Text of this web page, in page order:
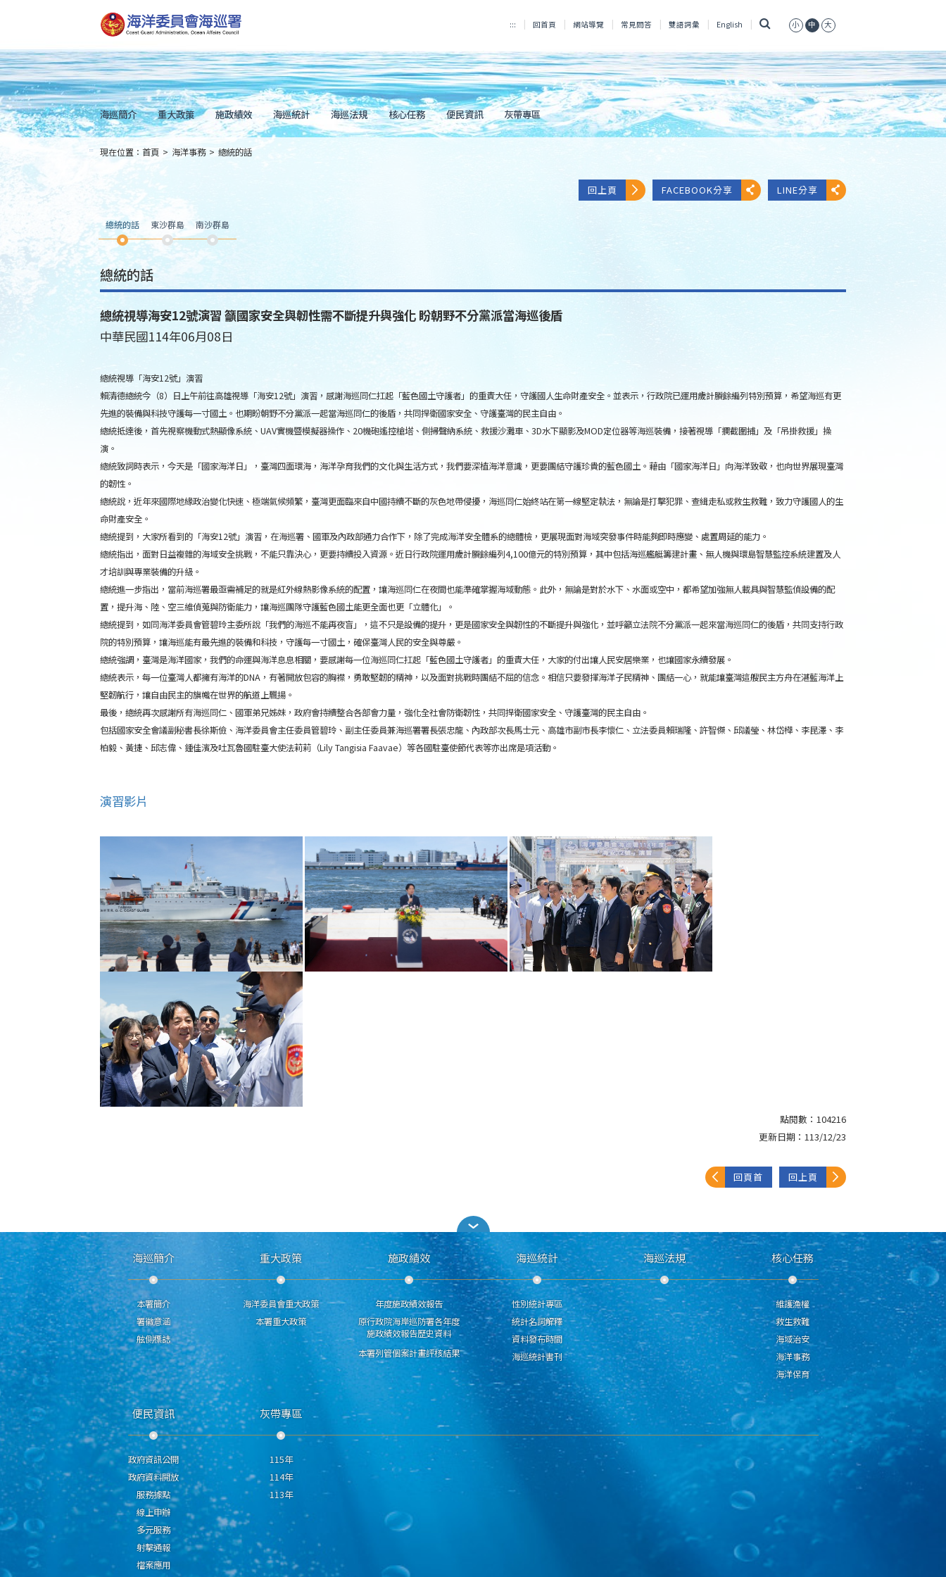
到
主
內
容
Skip
to
main
content
::: 回首頁 網站導覽 常見問答 雙語詞彙 English 小 中 大
海巡簡介 重大政策 施政績效 海巡統計 海巡法規 核心任務 便民資訊 灰帶專區
::: 現在位置： 首頁 > 海洋事務 > 總統的話
回上頁 FACEBOOK分享 LINE分享
總統的話 東沙群島 南沙群島
總統的話
總統視導海安12號演習 籲國家安全與韌性需不斷提升與強化 盼朝野不分黨派當海巡後盾
中華民國114年06月08日
總統視導「海安12號」演習
賴清德總統今（8）日上午前往高雄視導「海安12號」演習，感謝海巡同仁扛起「藍色國土守護者」的重責大任，守護國人生命財產安全。並表示，行政院已運用歲計賸餘編列特別預算，希望海巡有更
先進的裝備與科技守護每一寸國土。也期盼朝野不分黨派一起當海巡同仁的後盾，共同捍衛國家安全、守護臺灣的民主自由。
總統抵達後，首先視察機動式熱顯像系統、UAV實機暨模擬器操作、20機砲遙控槍塔、側掃聲納系統、救援沙灘車、3D水下顯影及MOD定位器等海巡裝備，接著視導「攔截圍捕」及「吊掛救援」操
演。
總統致詞時表示，今天是「國家海洋日」，臺灣四面環海，海洋孕育我們的文化與生活方式，我們要深植海洋意識，更要團結守護珍貴的藍色國土。藉由「國家海洋日」向海洋致敬，也向世界展現臺灣
的韌性。
總統說，近年來國際地緣政治變化快速、極端氣候頻繁，臺灣更面臨來自中國持續不斷的灰色地帶侵擾，海巡同仁始終站在第一線堅定執法，無論是打擊犯罪、查緝走私或救生救難，致力守護國人的生
命財產安全。
總統提到，大家所看到的「海安12號」演習，在海巡署、國軍及內政部通力合作下，除了完成海洋安全體系的總體檢，更展現面對海域突發事件時能夠即時應變、處置周延的能力。
總統指出，面對日益複雜的海域安全挑戰，不能只靠決心，更要持續投入資源。近日行政院運用歲計賸餘編列4,100億元的特別預算，其中包括海巡艦艇籌建計畫、無人機與環島智慧監控系統建置及人
才培訓與專業裝備的升級。
總統進一步指出，當前海巡署最亟需補足的就是紅外線熱影像系統的配置，讓海巡同仁在夜間也能準確掌握海域動態。此外，無論是對於水下、水面或空中，都希望加強無人載具與智慧監偵設備的配
置，提升海、陸、空三維偵蒐與防衛能力，讓海巡團隊守護藍色國土能更全面也更「立體化」。
總統提到，如同海洋委員會管碧玲主委所說「我們的海巡不能再夜盲」，這不只是設備的提升，更是國家安全與韌性的不斷提升與強化，並呼籲立法院不分黨派一起來當海巡同仁的後盾，共同支持行政
院的特別預算，讓海巡能有最先進的裝備和科技，守護每一寸國土，確保臺灣人民的安全與尊嚴。
總統強調，臺灣是海洋國家，我們的命運與海洋息息相關，要感謝每一位海巡同仁扛起「藍色國土守護者」的重責大任，大家的付出讓人民安居樂業，也讓國家永續發展。
總統表示，每一位臺灣人都擁有海洋的DNA，有著開放包容的胸襟，勇敢堅韌的精神，以及面對挑戰時團結不屈的信念。相信只要發揮海洋子民精神、團結一心，就能讓臺灣這艘民主方舟在湛藍海洋上
堅韌航行，讓自由民主的旗幟在世界的航道上飄揚。
最後，總統再次感謝所有海巡同仁、國軍弟兄姊妹，政府會持續整合各部會力量，強化全社會防衛韌性，共同捍衛國家安全、守護臺灣的民主自由。
包括國家安全會議副秘書長徐斯儉、海洋委員會主任委員管碧玲、副主任委員兼海巡署署長張忠龍、內政部次長馬士元、高雄市副市長李懷仁、立法委員賴瑞隆、許智傑、邱議瑩、林岱樺、李昆澤、李
柏毅、黃捷、邱志偉、鍾佳濱及吐瓦魯國駐臺大使法莉莉（Lily Tangisia Faavae）等各國駐臺使節代表等亦出席是項活動。
演習影片
點閱數： 104216
更新日期： 113/12/23
回頁首 回上頁
海巡簡介
本署簡介
署徽意涵
舷側標誌
重大政策
海洋委員會重大政策
本署重大政策
施政績效
年度施政績效報告
原行政院海岸巡防署各年度
施政績效報告歷史資料
本署列管個案計畫評核結果
海巡統計
性別統計專區
統計名詞解釋
資料發布時間
海巡統計書刊
海巡法規 核心任務
維護漁權
救生救難
海域治安
海洋事務
海洋保育
便民資訊
政府資訊公開
政府資料開放
服務據點
線上申辦
多元服務
射擊通報
檔案應用
灰帶專區
115年
114年
113年